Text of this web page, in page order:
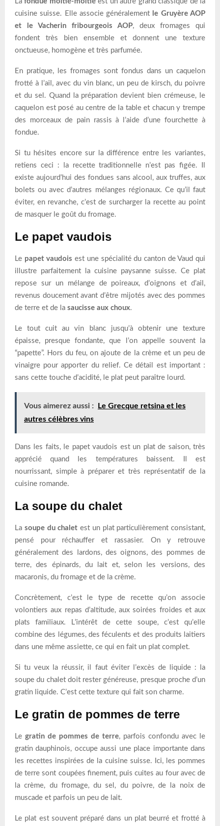
cuisine suisse. Elle associe généralement le Gruyère AOP
et le Vacherin fribourgeois AOP, deux fromages qui
fondent très bien ensemble et donnent une texture
onctueuse, homogène et très parfumée.
En pratique, les fromages sont fondus dans un caquelon
frotté à l’ail, avec du vin blanc, un peu de kirsch, du poivre
et du sel. Quand la préparation devient bien crémeuse, le
caquelon est posé au centre de la table et chacun y trempe
des morceaux de pain rassis à l’aide d’une fourchette à
fondue.
Si tu hésites encore sur la différence entre les variantes,
retiens ceci : la recette traditionnelle n’est pas figée. Il
existe aujourd’hui des fondues sans alcool, aux truffes, aux
bolets ou avec d’autres mélanges régionaux. Ce qu’il faut
éviter, en revanche, c’est de surcharger la recette au point
de masquer le goût du fromage.
Le papet vaudois
Le papet vaudois est une spécialité du canton de Vaud qui
illustre parfaitement la cuisine paysanne suisse. Ce plat
repose sur un mélange de poireaux, d’oignons et d’ail,
revenus doucement avant d’être mijotés avec des pommes
de terre et de la saucisse aux choux.
Le tout cuit au vin blanc jusqu’à obtenir une texture
épaisse, presque fondante, que l’on appelle souvent la
“papette”. Hors du feu, on ajoute de la crème et un peu de
vinaigre pour apporter du relief. Ce détail est important :
sans cette touche d’acidité, le plat peut paraître lourd.
Vous aimerez aussi :
Le Grecque retsina et les
autres célèbres vins
Dans les faits, le papet vaudois est un plat de saison, très
apprécié quand les températures baissent. Il est
nourrissant, simple à préparer et très représentatif de la
cuisine romande.
La soupe du chalet
La soupe du chalet est un plat particulièrement consistant,
pensé pour réchauffer et rassasier. On y retrouve
généralement des lardons, des oignons, des pommes de
terre, des épinards, du lait et, selon les versions, des
macaronis, du fromage et de la crème.
Concrètement, c’est le type de recette qu’on associe
volontiers aux repas d’altitude, aux soirées froides et aux
plats familiaux. L’intérêt de cette soupe, c’est qu’elle
combine des légumes, des féculents et des produits laitiers
dans une même assiette, ce qui en fait un plat complet.
Si tu veux la réussir, il faut éviter l’excès de liquide : la
soupe du chalet doit rester généreuse, presque proche d’un
gratin liquide. C’est cette texture qui fait son charme.
Le gratin de pommes de terre
Le gratin de pommes de terre, parfois confondu avec le
gratin dauphinois, occupe aussi une place importante dans
les recettes inspirées de la cuisine suisse. Ici, les pommes
de terre sont coupées finement, puis cuites au four avec de
la crème, du fromage, du sel, du poivre, de la noix de
muscade et parfois un peu de lait.
Le plat est souvent préparé dans un plat beurré et frotté à